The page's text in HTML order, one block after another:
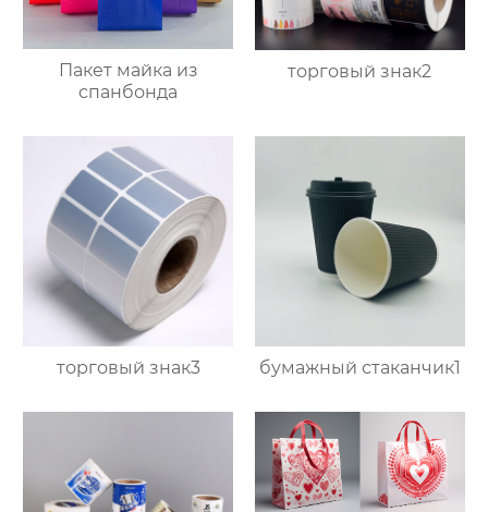
Пакет майка из
спанбонда
торговый знак2
торговый знак3 бумажный стаканчик1